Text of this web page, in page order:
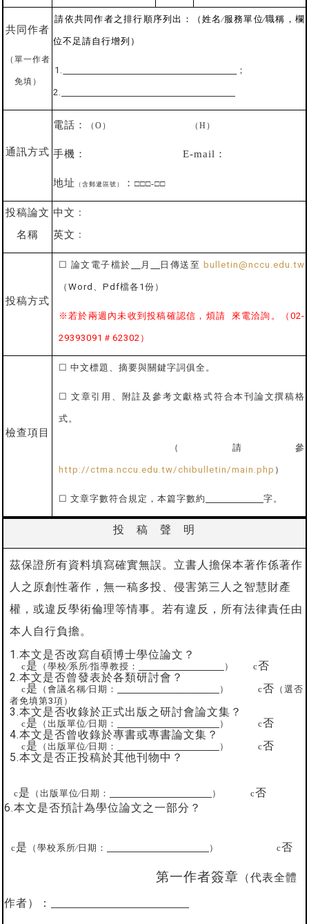
共同作者
（單一作者
免填）
請依共同作者之排行順序列出：（姓名∕服務單位∕職稱，欄
位不足請自行增列）
1. ；
2.
通訊方式
電話： （ O ） （ H ）
手機： E-mail ：
地址 （含郵遞區號） ： □□□-□□
投稿論文
名稱
中文﹕
英文﹕
投稿方式
☐ 論文電子檔於 月 日傳送至 bulletin@nccu.edu.tw
（ Word Pdf檔各 1 份）
※若於兩週內未收到投稿確認信，煩請 來電洽詢。（02-
29393091 ＃ 62302 ）
檢查項目
☐ 中文標題、摘要與關鍵字詞俱全。
☐ 文章引用、附註及參考文獻格式符合本刊論文撰稿格
式。
（請參
http://ctma.nccu.edu.tw/chibulletin/main.php ）
☐ 文章字數符合規定，本篇字數約 字。
投 稿 聲 明
茲保證所有資料填寫確實無誤。立書人擔保本著作係著作
人之原創性著作，無一稿多投、侵害第三人之智慧財產
權，或違反學術倫理等情事。若有違反，所有法律責任由
本人自行負擔。
1.本文是否改寫自碩博士學位論文？
c是 （學校∕系所∕指導教授： ） c否
2.本文是否曾發表於各類研討會？
c是 （會議名稱∕日期： ） c否 （選否
者免填第3項）
3.本文是否收錄於正式出版之研討會論文集？
c是 （出版單位∕日期： ） c否
4.本文是否曾收錄於專書或專書論文集？
c是 （出版單位∕日期： ） c否
5.本文是否正投稿於其他刊物中？
c是 （出版單位∕日期： ） c否
6.本文是否預計為學位論文之一部分？
c是 （ 學校系所∕日期： ） c否
第一作者簽章 （代表全體
作者）：